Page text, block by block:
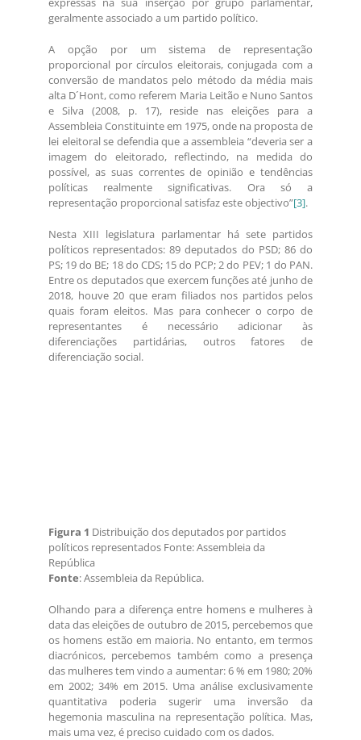
geralmente associado a um partido político.
A opção por um sistema de representação
proporcional por círculos eleitorais, conjugada com a
conversão de mandatos pelo método da média mais
alta D´Hont, como referem Maria Leitão e Nuno Santos
e Silva (2008, p. 17), reside nas eleições para a
Assembleia Constituinte em 1975, onde na proposta de
lei eleitoral se defendia que a assembleia “deveria ser a
imagem do eleitorado, reflectindo, na medida do
possível, as suas correntes de opinião e tendências
políticas realmente significativas. Ora só a
representação proporcional satisfaz este objectivo”[3].
Nesta XIII legislatura parlamentar há sete partidos
políticos representados: 89 deputados do PSD; 86 do
PS; 19 do BE; 18 do CDS; 15 do PCP; 2 do PEV; 1 do PAN.
Entre os deputados que exercem funções até junho de
2018, houve 20 que eram filiados nos partidos pelos
quais foram eleitos. Mas para conhecer o corpo de
representantes é necessário adicionar às
diferenciações partidárias, outros fatores de
diferenciação social.
Figura 1 Distribuição dos deputados por partidos
políticos representados Fonte: Assembleia da
República
Fonte: Assembleia da República.
Olhando para a diferença entre homens e mulheres à
data das eleições de outubro de 2015, percebemos que
os homens estão em maioria. No entanto, em termos
diacrónicos, percebemos também como a presença
das mulheres tem vindo a aumentar: 6 % em 1980; 20%
em 2002; 34% em 2015. Uma análise exclusivamente
quantitativa poderia sugerir uma inversão da
hegemonia masculina na representação política. Mas,
mais uma vez, é preciso cuidado com os dados.